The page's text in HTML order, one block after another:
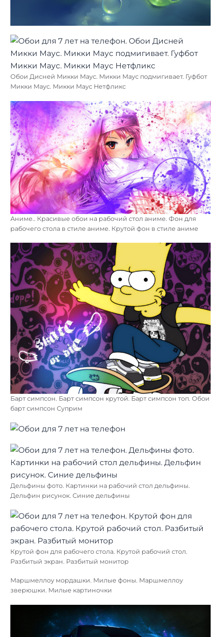
Обои Дисней Микки Маус. Микки Маус подмигивает. Гуфбот
Микки Маус. Микки Маус Нетфликс
Аниме.. Красивые обои на рабочий стол аниме. Фон для
рабочего стола в стиле аниме. Крутой фон в стиле аниме
Барт симпсон. Барт симпсон крутой. Барт симпсон топ. Обои
барт симпсон Суприм
Дельфины фото. Картинки на рабочий стол дельфины.
Дельфин рисунок. Синие дельфины
Крутой фон для рабочего стола. Крутой рабочий стол.
Разбитый экран. Разбитый монитор
Маршмеллоу мордашки. Милые фоны. Маршмеллоу
зверюшки. Милые картиночки